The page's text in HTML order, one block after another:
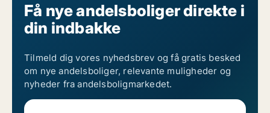
Få nye andelsboliger direkte i
din indbakke
Tilmeld dig vores nyhedsbrev og få gratis besked
om nye andelsboliger, relevante muligheder og
nyheder fra andelsboligmarkedet.